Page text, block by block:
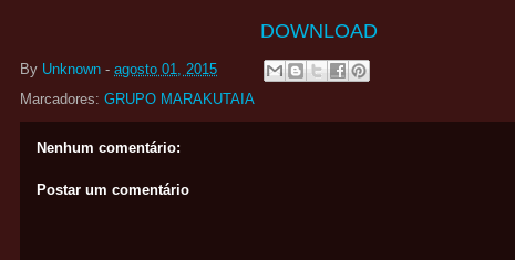
DOWNLOAD
By Unknown - agosto 01, 2015
Marcadores: GRUPO MARAKUTAIA
Nenhum comentário:
Postar um comentário